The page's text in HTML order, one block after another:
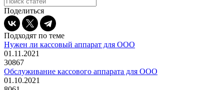
Поделиться
Подходят по теме
Нужен ли кассовый аппарат для ООО
01.11.2021
30867
Обслуживание кассового аппарата для ООО
01.10.2021